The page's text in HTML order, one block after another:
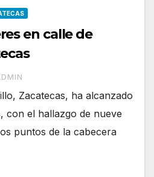
en calle de
Zacatecas, ha alcanzado
con el hallazgo de nueve
puntos de la cabecera